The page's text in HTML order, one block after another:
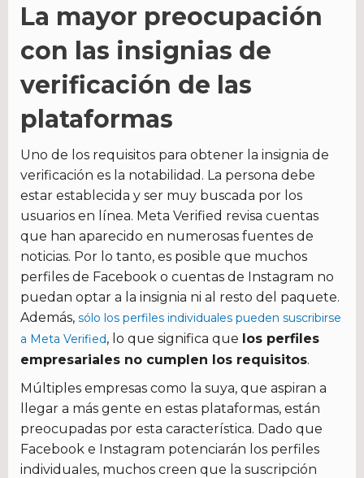
La mayor preocupación
con las insignias de
verificación de las
plataformas
Uno de los requisitos para obtener la insignia de
verificación es la notabilidad. La persona debe
estar establecida y ser muy buscada por los
usuarios en línea. Meta Verified revisa cuentas
que han aparecido en numerosas fuentes de
noticias. Por lo tanto, es posible que muchos
perfiles de Facebook o cuentas de Instagram no
puedan optar a la insignia ni al resto del paquete.
Además, sólo los perfiles individuales pueden suscribirse
a Meta Verified, lo que significa que los perfiles
empresariales no cumplen los requisitos.
Múltiples empresas como la suya, que aspiran a
llegar a más gente en estas plataformas, están
preocupadas por esta característica. Dado que
Facebook e Instagram potenciarán los perfiles
individuales, muchos creen que la suscripción